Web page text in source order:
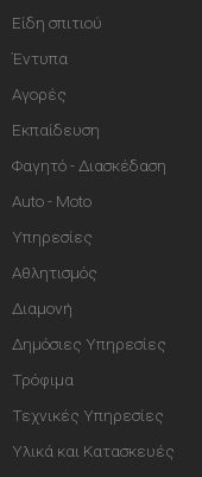
Είδη σπιτιού
Έντυπα
Αγορές
Εκπαίδευση
Φαγητό - Διασκέδαση
Auto - Moto
Υπηρεσίες
Αθλητισμός
Διαμονή
Δημόσιες Υπηρεσίες
Τρόφιμα
Τεχνικές Υπηρεσίες
Υλικά και Κατασκευές